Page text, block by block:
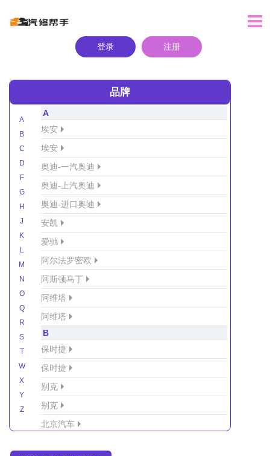
登录 注册
品牌
A
B
C
D
F
G
H
J
K
L
M
N
O
Q
R
S
T
W
X
Y
Z
A
埃安
埃安
奥迪-一汽奥迪
奥迪-上汽奥迪
奥迪-进口奥迪
安凯
爱驰
阿尔法罗密欧
阿斯顿马丁
阿维塔
阿维塔
B
保时捷
保时捷
别克
别克
北京汽车